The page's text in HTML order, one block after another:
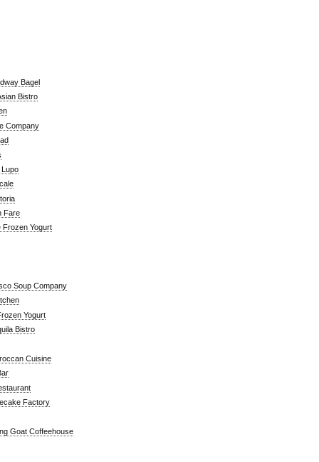
Bagel
Bistro
Company
Lupo
Fare
Frozen Yogurt
Soup Company
Yogurt
Bistro
Cuisine
Factory
Goat Coffeehouse